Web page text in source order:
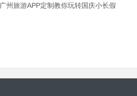
广州旅游APP定制教你玩转国庆小长假